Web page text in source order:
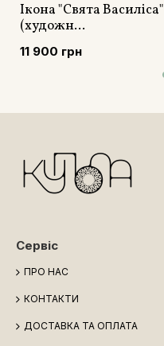
Ікона "Свята Василіса"
(художн...
11 900 грн
Сервіс
ПРО НАС
КОНТАКТИ
ДОСТАВКА ТА ОПЛАТА